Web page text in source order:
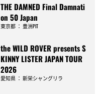
THE DAMNED Final Damnati
on 50 Japan
東京都 ：豊洲PIT
the WILD ROVER presents S
KINNY LISTER JAPAN TOUR
2026
愛知県 ：新栄シャングリラ